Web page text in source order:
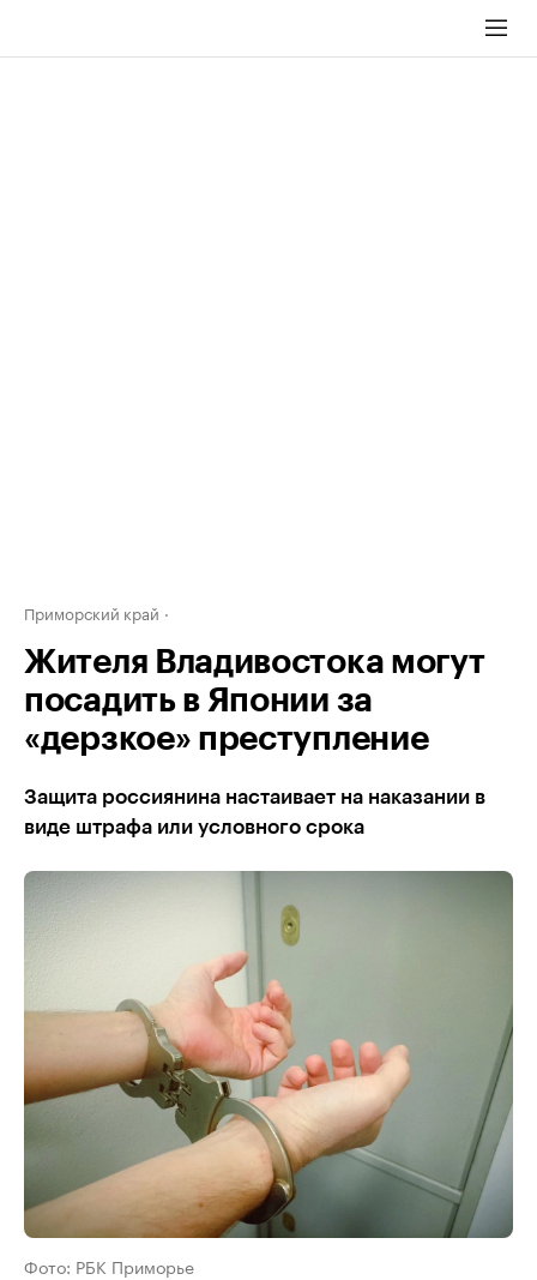
Приморский край
Жителя Владивостока могут
посадить в Японии за
«дерзкое» преступление
Защита россиянина настаивает на наказании в
виде штрафа или условного срока
Фото: РБК Приморье